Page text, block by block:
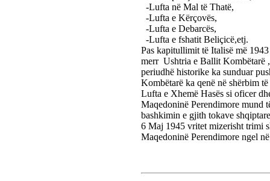
-Lufta në Mal të Thatë,
-Lufta e Kërçovës,
-Lufta e Debarcës,
-Lufta e fshatit Beliçicë,etj.
Pas kapitullimit të Italisë më
merr Ushtria e Ballit Kombëtarë ,
periudhë historike ka sunduar
Kombëtarë ka qenë në shërbim
Lufta e Xhemë Hasës si oficer
Maqedoninë Perendimore mund
bashkimin e gjith tokave
6 Maj 1945 vritet mizerisht trimi
Maqedoninë Perendimore ngel